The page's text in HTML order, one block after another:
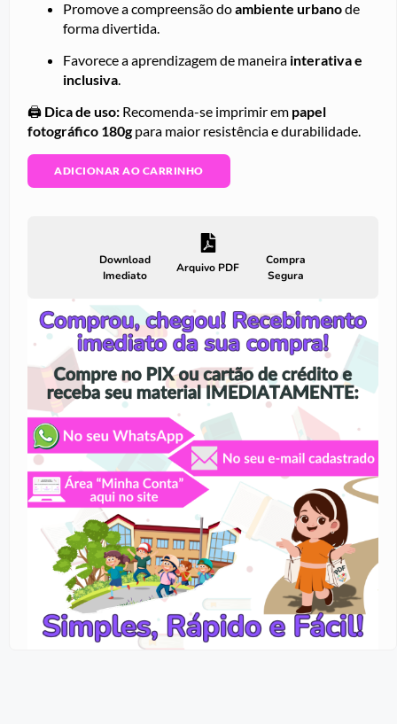
Promove a compreensão doambiente urbanode
forma divertida.
Favorece a aprendizagem de maneira interativa e
inclusiva.
🖨️ Dica de uso: Recomenda-se imprimir em papel
fotográfico 180gpara maior resistência e durabilidade.
ADICIONAR AO CARRINHO
Download
Imediato
Arquivo PDF
Compra
Segura